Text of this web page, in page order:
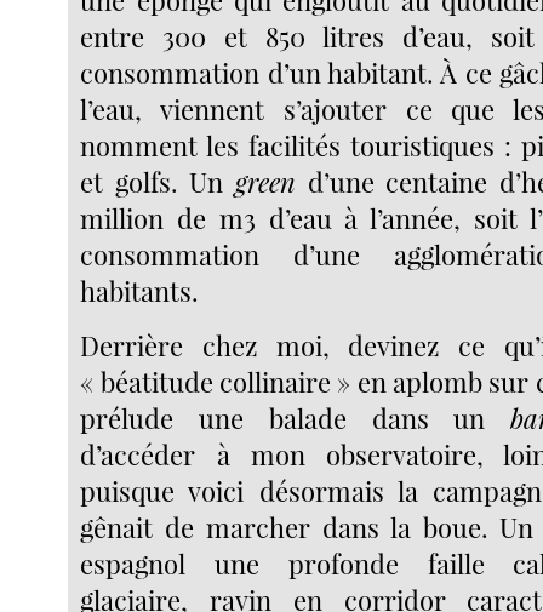
entre 300 et 850 litres d’eau,
consommation d’un habitant. À ce
l’eau, viennent s’ajouter ce que
nomment les facilités touristiques :
et golfs. Un green d’une centaine
million de m3 d’eau à l’année, soit
consommation d’une
habitants.
Derrière chez moi, devinez ce
« béatitude collinaire » en aplomb sur
prélude une balade dans un
d’accéder à mon observatoire,
puisque voici désormais la
gênait de marcher dans la boue.
espagnol une profonde faille
glaciaire, ravin en corridor